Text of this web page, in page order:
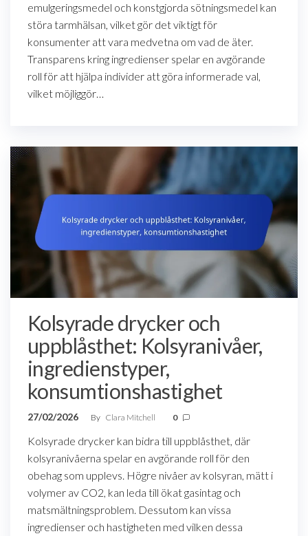
emulgeringsmedel och konstgjorda sötningsmedel kan
störa tarmhälsan, vilket gör det viktigt för
konsumenter att vara medvetna om vad de äter.
Transparens kring ingredienser spelar en avgörande
roll för att hjälpa individer att göra informerade val,
vilket möjliggör…
Kolsyrade drycker och
uppblåsthet: Kolsyranivåer,
ingredienstyper,
konsumtionshastighet
27/02/2026 By Clara Mitchell 0
Kolsyrade drycker kan bidra till uppblåsthet, där
kolsyranivåerna spelar en avgörande roll för den
obehag som upplevs. Högre nivåer av kolsyran, mätt i
volymer av CO2, kan leda till ökat gasintag och
matsmältningsproblem. Dessutom kan vissa
ingredienser och hastigheten med vilken dessa